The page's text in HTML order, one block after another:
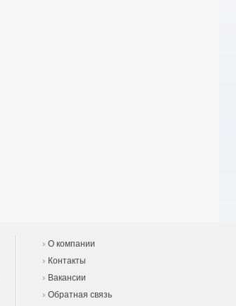
О компании
Контакты
Вакансии
Обратная связь